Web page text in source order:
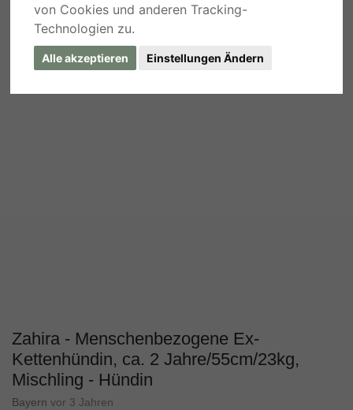
von Cookies und anderen Tracking-
Technologien zu.
Alle akzeptieren Einstellungen Ändern
Zahira - Menschenbezogene Ex-
Kettenhündin, ca. 2 Jahre/55cm/23kg,
Mischling - Hündin
Bayern vor 3 Jahren